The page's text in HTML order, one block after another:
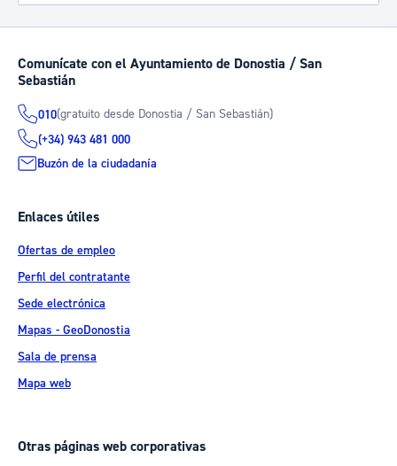
Comunícate con el Ayuntamiento de Donostia / San
Sebastián
010(gratuito desde Donostia / San Sebastián)
(+34) 943 481 000
Buzón de la ciudadanía
Enlaces útiles
Ofertas de empleo
Perfil del contratante
Sede electrónica
Mapas - GeoDonostia
Sala de prensa
Mapa web
Otras páginas web corporativas